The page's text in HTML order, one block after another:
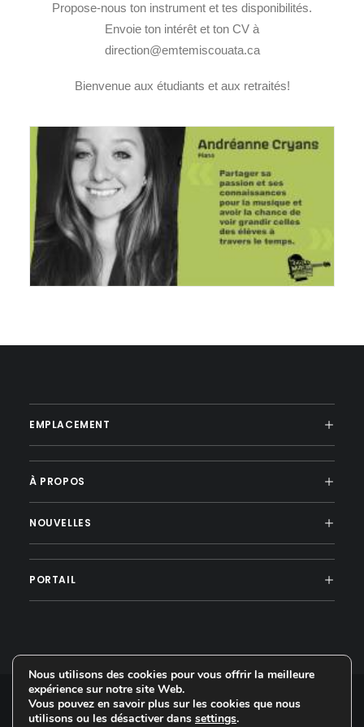
Propose-nous ton instrument et tes disponibilités.
Envoie ton intérêt et ton CV à
direction@emtemiscouata.ca
Bienvenue aux étudiants et aux retraités!
EMPLACEMENT
À PROPOS
NOUVELLES
PORTAIL
Nous utilisons des cookies pour vous offrir la meilleure
expérience sur notre site Web.
Vous pouvez en savoir plus sur les cookies que nous
utilisons ou les désactiver dans settings.